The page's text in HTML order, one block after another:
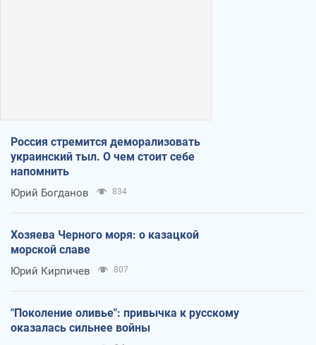
Россия стремится деморализовать
украинский тыл. О чем стоит себе
напомнить
Юрий Богданов 834
Хозяева Черного моря: о казацкой
морской славе
Юрий Кирпичев 807
"Поколение оливье": привычка к русскому
оказалась сильнее войны